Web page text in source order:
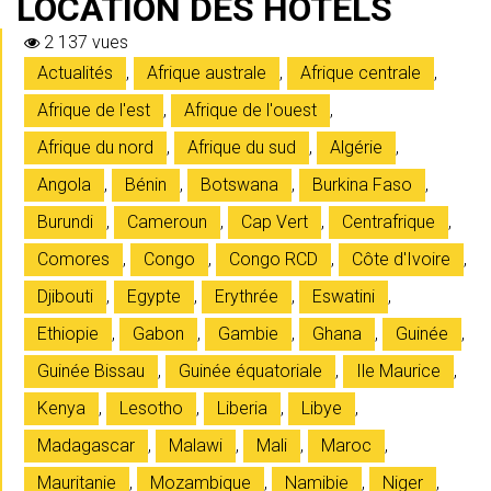
LOCATION DES HÔTELS
2 137 vues
Actualités
, Afrique australe , Afrique centrale
,
Afrique de l'est
, Afrique de l'ouest
,
Afrique du nord
, Afrique du sud , Algérie
,
Angola
, Bénin , Botswana , Burkina Faso
,
Burundi
, Cameroun , Cap Vert , Centrafrique
,
Comores
, Congo , Congo RCD , Côte d'Ivoire
,
Djibouti
, Egypte , Erythrée , Eswatini
,
Ethiopie
, Gabon , Gambie , Ghana , Guinée
,
Guinée Bissau
, Guinée équatoriale , Ile Maurice
,
Kenya
, Lesotho , Liberia , Libye
,
Madagascar
, Malawi , Mali , Maroc
,
Mauritanie
, Mozambique , Namibie , Niger ,